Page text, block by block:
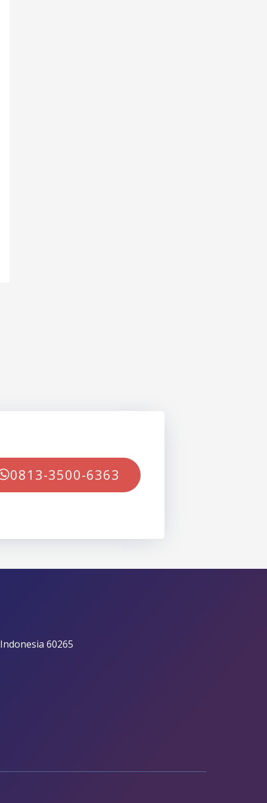
0813-3500-6363
60265